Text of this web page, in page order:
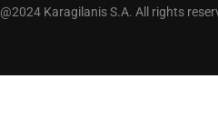
@2024 Karagilanis S.A. All rights